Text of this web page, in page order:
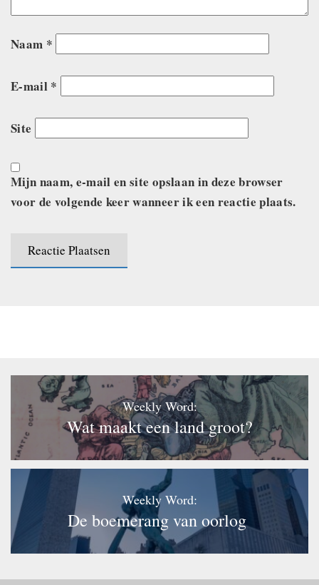
Naam *
E-mail *
Site
Mijn naam, e-mail en site opslaan in deze browser
voor de volgende keer wanneer ik een reactie plaats.
Weekly Word:
Wat maakt een land groot?
Weekly Word:
De boemerang van oorlog